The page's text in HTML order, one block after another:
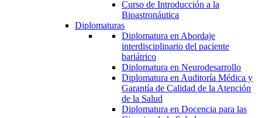
Curso de Introducción a la
Bioastronáutica
Diplomaturas
Diplomatura en Abordaje
interdisciplinario del paciente
bariátrico
Diplomatura en Neurodesarrollo
Diplomatura en Auditoría Médica y
Garantía de Calidad de la Atención
de la Salud
Diplomatura en Docencia para las